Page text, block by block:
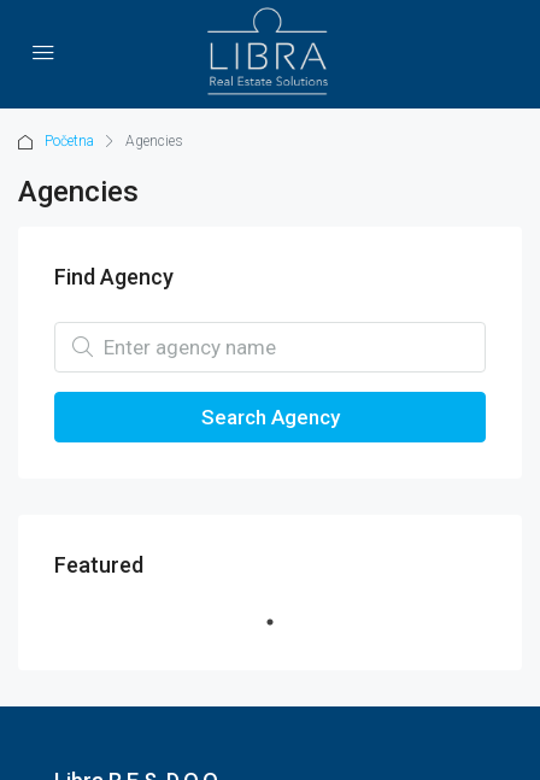
Početna Agencies
Agencies
Find Agency
Search Agency
Featured